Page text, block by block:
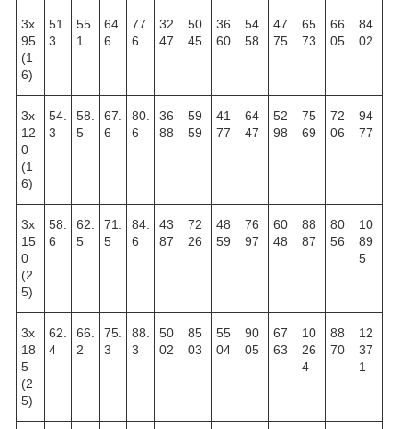
3х
95
(1
6)
51.
3
55.
1
64.
6
77.
6
32
47
50
45
36
60
54
58
47
75
65
73
66
05
84
02
3х
12
0
(1
6)
54.
3
58.
5
67.
6
80.
6
36
88
59
59
41
77
64
47
52
98
75
69
72
06
94
77
3х
15
0
(2
5)
58.
6
62.
5
71.
5
84.
6
43
87
72
26
48
59
76
97
60
48
88
87
80
56
10
89
5
3х
18
5
(2
5)
62.
4
66.
2
75.
3
88.
3
50
02
85
03
55
04
90
05
67
63
10
26
4
88
70
12
37
1